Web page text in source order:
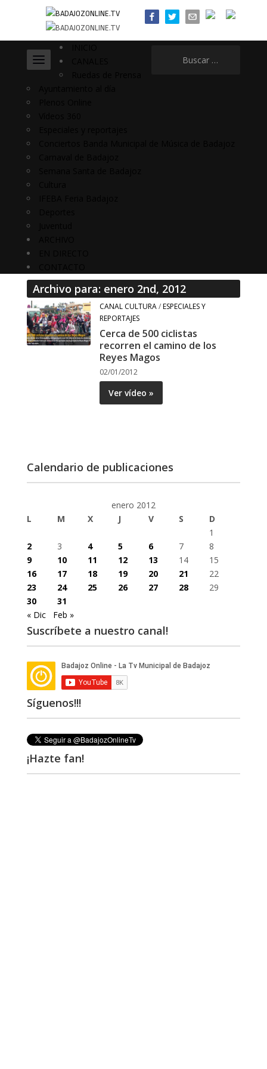
Archivo para: enero 2nd, 2012
CANAL CULTURA/ESPECIALES Y
REPORTAJES
Cerca de 500 ciclistas
recorren el camino de los
Reyes Magos
02/01/2012
Ver vídeo »
Calendario de publicaciones
enero 2012
L
M X J V S
D
1
2
3 4 5 6 7
8
9
10 11 12 13 14
15
16
17 18 19 20 21
22
23
24 25 26 27 28
29
30
31
« Dic
Feb »
Suscríbete a nuestro canal!
Síguenos!!!
¡Hazte fan!